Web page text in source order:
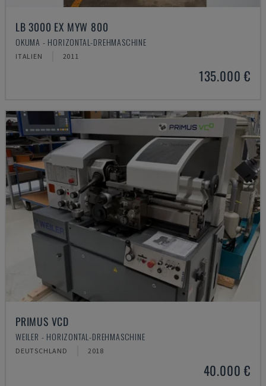
LB 3000 EX MYW 800
OKUMA - HORIZONTAL-DREHMASCHINE
ITALIEN 2011
135.000 €
PRIMUS VCD
WEILER - HORIZONTAL-DREHMASCHINE
DEUTSCHLAND 2018
40.000 €